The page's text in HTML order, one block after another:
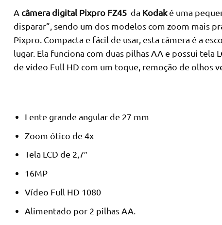
A câmera digital Pixpro FZ45da Kodaké uma
disparar”, sendo um dos modelos com zoom mais
Pixpro. Compacta e fácil de usar, esta câmera é a
lugar. Ela funciona com duas pilhas AA e possui tela
de vídeo Full HD com um toque, remoção de olhos
Lente grande angular de 27 mm
Zoom ótico de 4x
Tela LCD de 2,7″
16MP
Vídeo Full HD 1080
Alimentado por 2 pilhas AA.